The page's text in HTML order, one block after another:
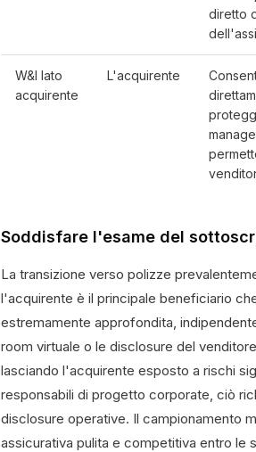
diretto
W&I lato
acquirente
L'acquirente
Soddisfare l'esame del
La transizione verso polizze
l'acquirente è il principale beneficiario
estremamente approfondita,
room virtuale o le disclosure del
lasciando l'acquirente esposto a rischi
responsabili di progetto corporate, ciò
disclosure operative. Il campionamento
assicurativa pulita e competitiva entro le